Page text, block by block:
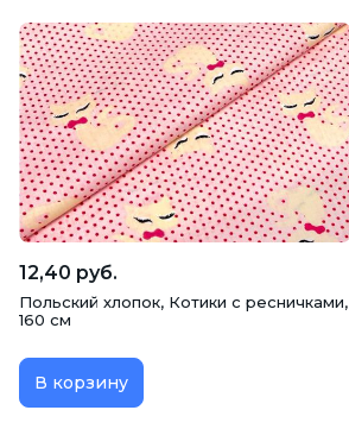
12,40 руб.
Польский хлопок, Котики с ресничками,
160 см
В корзину